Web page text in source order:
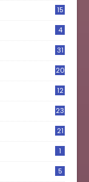
15
4
31
20
12
23
21
1
5